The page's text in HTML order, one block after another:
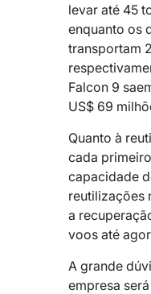
levar até 45
enquanto os
transportam
Falcon 9
US$ 69
Quanto à
cada
capacidade
reutilizações
a
voos até
A grande
empresa